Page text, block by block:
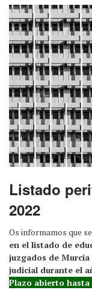
Listado
2022
Os informamos que
en el listado de
juzgados de Murcia
judicial durante el
Plazo abierto hasta